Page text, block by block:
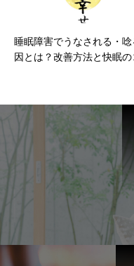
睡眠障害でうなされる・
因とは？改善方法と快眠の